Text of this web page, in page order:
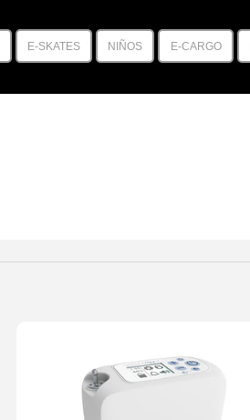
E-SKATES NIÑOS E-CARGO